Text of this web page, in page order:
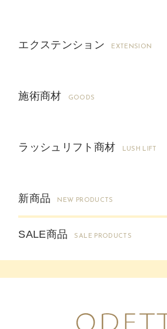
エクステンション EXTENSION
施術商材 GOODS
ラッシュリフト商材 LUSH LIFT
新商品 NEW PRODUCTS
SALE商品 SALE PRODUCTS